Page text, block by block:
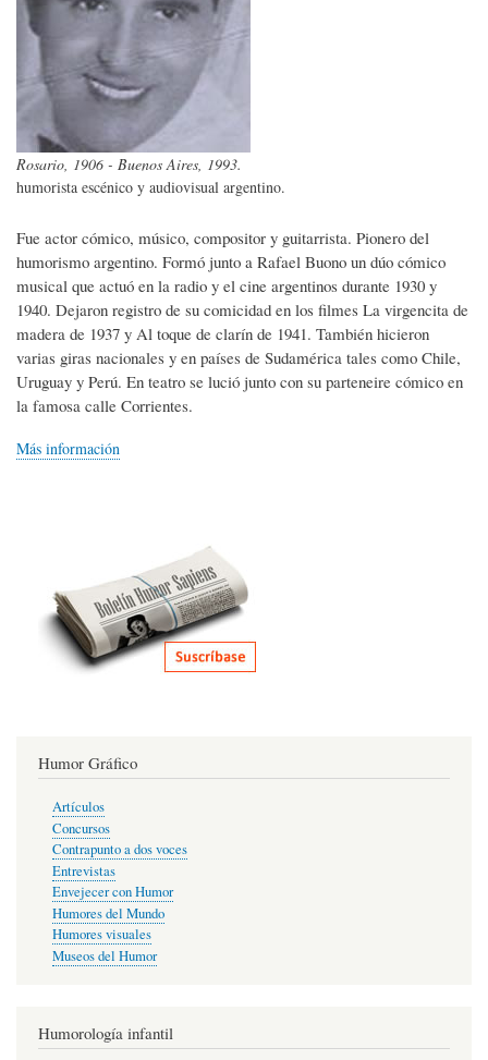
Rosario, 1906 - Buenos Aires, 1993.
humorista escénico y audiovisual argentino.
Fue actor cómico, músico, compositor y guitarrista. Pionero del
humorismo argentino. Formó junto a Rafael Buono un dúo cómico
musical que actuó en la radio y el cine argentinos durante 1930 y
1940. Dejaron registro de su comicidad en los filmes La virgencita de
madera de 1937 y Al toque de clarín de 1941. También hicieron
varias giras nacionales y en países de Sudamérica tales como Chile,
Uruguay y Perú. En teatro se lució junto con su parteneire cómico en
la famosa calle Corrientes.
Más información
Humor Gráfico
Artículos
Concursos
Contrapunto a dos voces
Entrevistas
Envejecer con Humor
Humores del Mundo
Humores visuales
Museos del Humor
Humorología infantil